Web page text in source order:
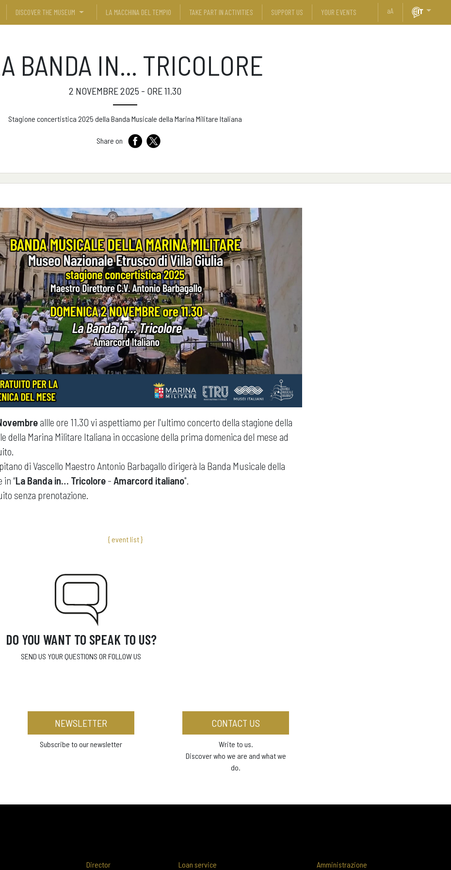
DISCOVER THE MUSEUM LA MACCHINA DEL TEMPIO TAKE PART IN ACTIVITIES SUPPORT US YOUR EVENTS aA
BANDA IN... TRICOLORE
2 NOVEMBRE 2025 - ORE 11.30
Stagione concertistica 2025 della Banda Musicale della Marina Militare Italiana
Share on
allle ore 11.30 vi aspettiamo per l'ultimo concerto della stagione della
della Marina Militare Italiana in occasione della prima domenica del mese ad
di Vascello Maestro Antonio Barbagallo dirigerà la Banda Musicale della
in “La Banda in… Tricolore - Amarcord italiano".
senza prenotazione.
{ event list }
DO YOU WANT TO SPEAK TO US?
SEND US YOUR QUESTIONS OR FOLLOW US
NEWSLETTER
Subscribe to our newsletter
CONTACT US
Write to us.
Discover who we are and what we
do.
Director Loan service Amministrazione